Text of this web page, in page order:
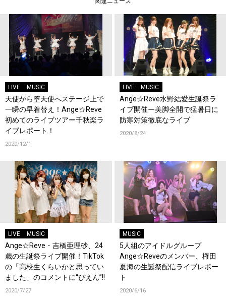
LIVE MUSIC
天使から堕天使へステージ上で
一瞬の早着替え！Ange☆Reve
初めてのライブツアー千秋楽ラ
イブレポート！
2020/12/1
LIVE MUSIC
Ange☆Reve水野結愛生誕祭ラ
イブ開催ー美脚全開で猛暑日に
防寒対策徹底なライブ
2020/8/24
LIVE MUSIC
Ange☆Reve・吉橋亜理砂、24
歳の生誕祭ライブ開催！TikTok
の「高校生くらいかと思ってい
ました」のコメントに“ぴえん”!!
2020/7/27
MUSIC
5人組のアイドルグループ
Ange☆Reveのメンバー、権田
夏海の生誕祭配信ライブレポー
ト
2020/6/16